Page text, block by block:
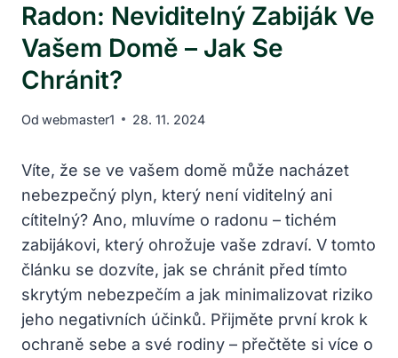
Radon: Neviditelný Zabiják Ve
Vašem Domě – Jak Se
Chránit?
Od webmaster1 28. 11. 2024
Víte, že se ve vašem domě může nacházet
nebezpečný plyn, který není viditelný ani
cítitelný? Ano, mluvíme o radonu – tichém
zabijákovi, který ohrožuje vaše zdraví. V tomto
článku se dozvíte, jak se chránit před tímto
skrytým nebezpečím a jak minimalizovat riziko
jeho negativních účinků. Přijměte první krok k
ochraně sebe a své rodiny – přečtěte si více o